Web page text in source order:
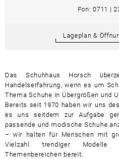
Fon: 0711 |
Lageplan &
Das Schuhhaus Horsch
Handelserfahrung, wenn es um
Thema Schuhe in Übergrößen und
Bereits seit 1970 haben wir uns
es uns seitdem zur Aufgabe
passende und modische Schuhe
– wir halten für Menschen mit
Vielzahl trendiger Modelle
Themenbereichen bereit.